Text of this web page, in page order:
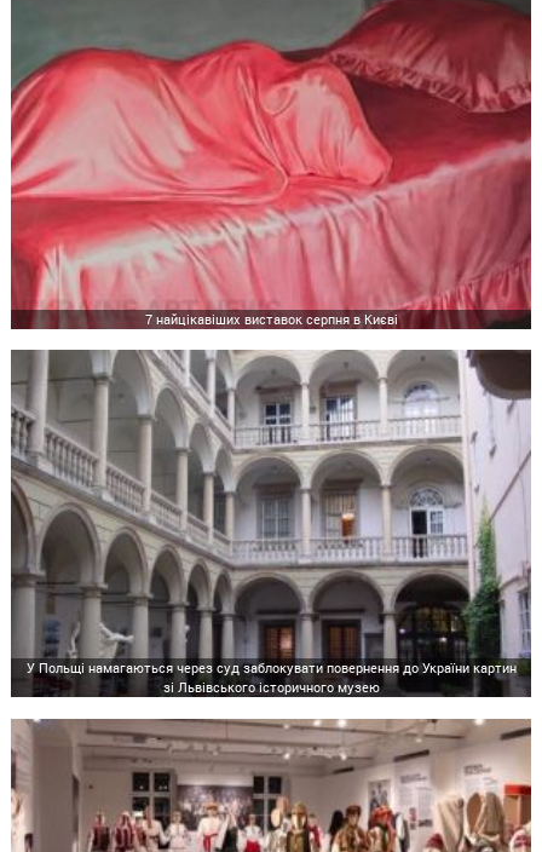
7 найцікавіших виставок серпня в Києві
У Польщі намагаються через суд заблокувати повернення до України картин
зі Львівського історичного музею